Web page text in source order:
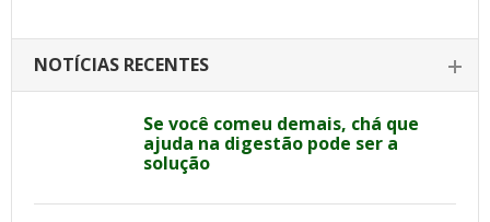
NOTÍCIAS RECENTES
Se você comeu demais, chá que
ajuda na digestão pode ser a
solução